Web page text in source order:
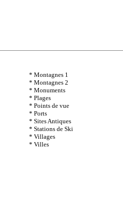
* Montagnes 1
* Montagnes 2
* Monuments
* Plages
* Points de vue
* Ports
* Sites Antiques
* Stations de Ski
* Villages
* Villes